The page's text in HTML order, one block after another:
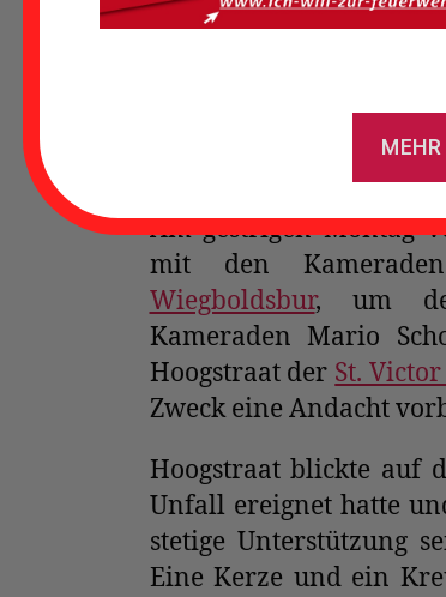
und Andrea Düring-
Am gestrigen Montag
mit den
Wiegboldsbur, um
Kameraden Mario
Hoogstraat der St.
Zweck eine Andacht
Hoogstraat blickte auf
Unfall ereignet hatte
stetige Unterstützung
Eine Kerze und ein